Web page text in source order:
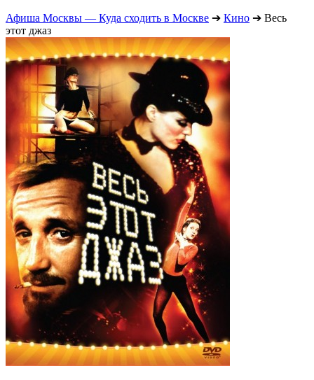
Афиша Москвы — Куда сходить в Москве ➔ Кино ➔ Весь
этот джаз